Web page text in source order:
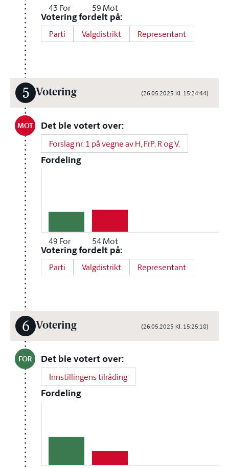
43 For 59 Mot
Votering fordelt på:
Parti Valgdistrikt Representant
5 Votering (26.05.2025 Kl. 15:24:44)
MOT Det ble votert over:
Forslag nr. 1 på vegne av H, FrP, R og V.
Fordeling
49 For 54Mot
Votering fordelt på:
Parti Valgdistrikt Representant
6 Votering (26.05.2025 Kl. 15:25:18)
FOR Det ble votert over:
Innstillingens tilråding
Fordeling